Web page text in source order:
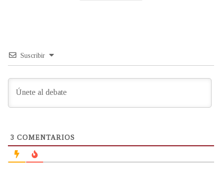
Suscribir
3 COMENTARIOS